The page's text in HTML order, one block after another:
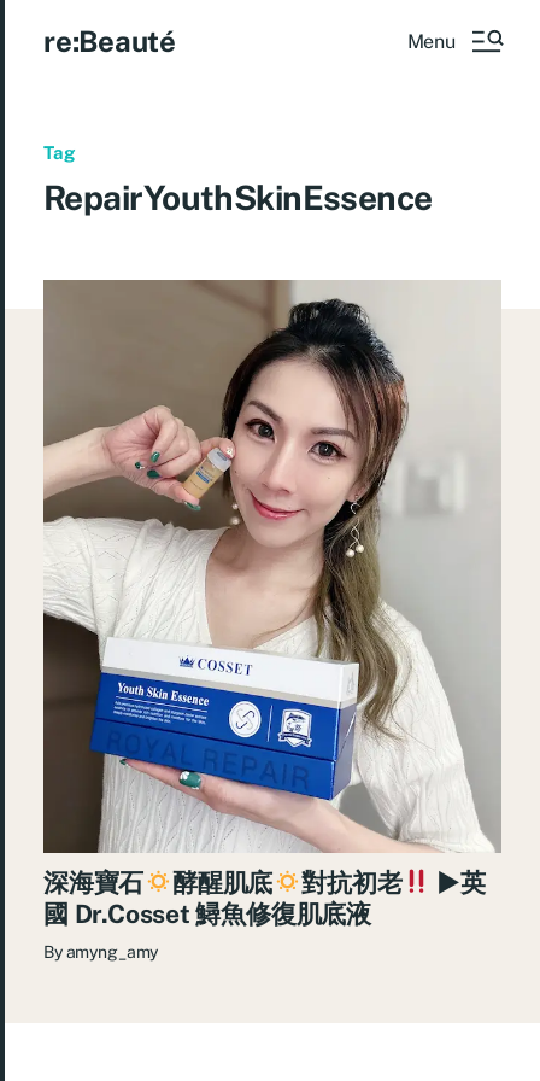
re:Beauté Menu
Tag
RepairYouthSkinEssence
深海寶石 酵醒肌底 對抗初老
►英
國 Dr.Cosset 鱘魚修復肌底液
Byamyng_amy